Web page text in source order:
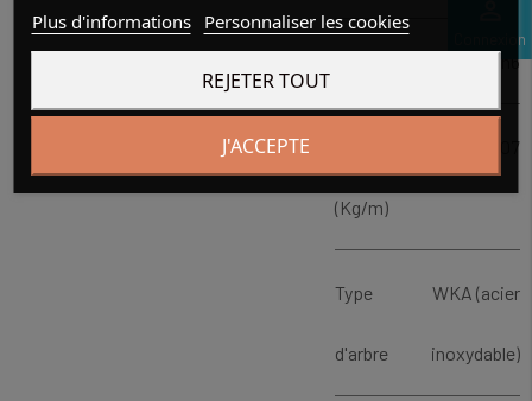
Connexion
h6
(Kg/m)
11.07
Type
d'arbre
WKA (acier
inoxydable)
Plus d'informations Personnaliser les cookies
REJETER TOUT
J'ACCEPTE